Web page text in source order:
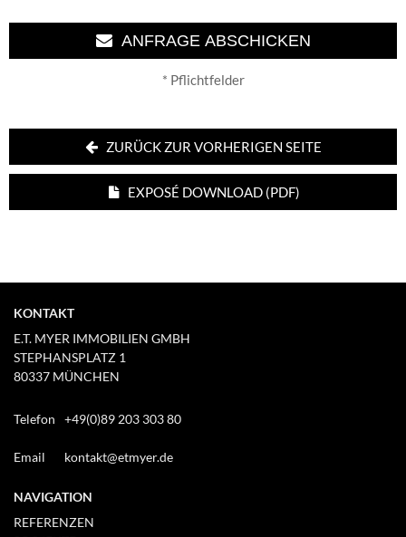
ANFRAGE ABSCHICKEN
* Pflichtfelder
ZURÜCK ZUR VORHERIGEN SEITE
EXPOSÉ DOWNLOAD (PDF)
KONTAKT
E.T. MYER IMMOBILIEN GMBH
STEPHANSPLATZ 1
80337 MÜNCHEN
Telefon +49(0)89 203 303 80
Email kontakt@etmyer.de
NAVIGATION
REFERENZEN